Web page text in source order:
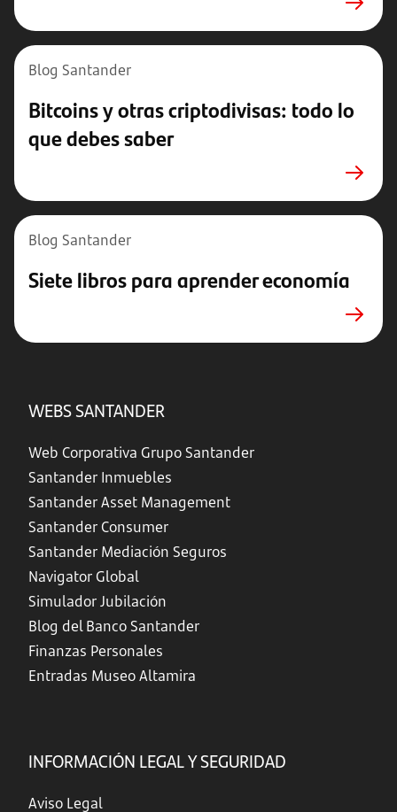
Blog Santander
Bitcoins y otras criptodivisas: todo lo
que debes saber
Blog Santander
Siete libros para aprender economía
WEBS SANTANDER
Web Corporativa Grupo Santander
Santander Inmuebles
Santander Asset Management
Santander Consumer
Santander Mediación Seguros
Navigator Global
Simulador Jubilación
Blog del Banco Santander
Finanzas Personales
Entradas Museo Altamira
INFORMACIÓN LEGAL Y SEGURIDAD
Aviso Legal